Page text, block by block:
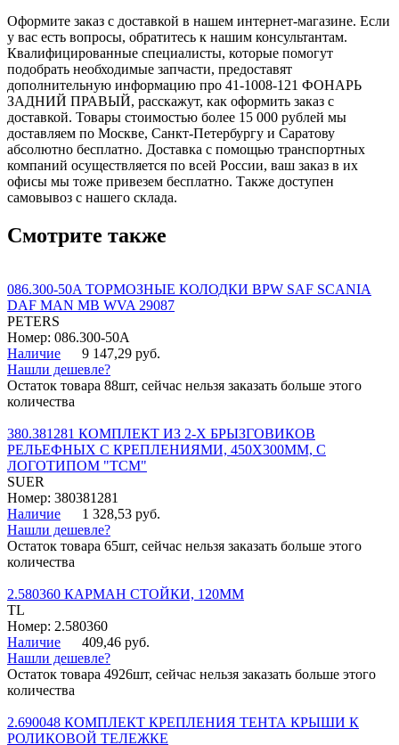
Оформите заказ с доставкой в нашем интернет-магазине. Если
у вас есть вопросы, обратитесь к нашим консультантам.
Квалифицированные специалисты, которые помогут
подобрать необходимые запчасти, предоставят
дополнительную информацию про 41-1008-121 ФОНАРЬ
ЗАДНИЙ ПРАВЫЙ, расскажут, как оформить заказ с
доставкой. Товары стоимостью более 15 000 рублей мы
доставляем по Москве, Санкт-Петербургу и Саратову
абсолютно бесплатно. Доставка с помощью транспортных
компаний осуществляется по всей России, ваш заказ в их
офисы мы тоже привезем бесплатно. Также доступен
самовывоз с нашего склада.
Смотрите также
086.300-50A ТОРМОЗНЫЕ КОЛОДКИ BPW SAF SCANIA
DAF MAN MB WVA 29087
PETERS
Номер: 086.300-50A
Наличие
9 147,29 руб.
Нашли дешевле?
Остаток товара 88шт, сейчас нельзя заказать больше этого
количества
380.381281 КОМПЛЕКТ ИЗ 2-Х БРЫЗГОВИКОВ
РЕЛЬЕФНЫХ С КРЕПЛЕНИЯМИ, 450Х300ММ, С
ЛОГОТИПОМ "ТСМ"
SUER
Номер: 380381281
Наличие
1 328,53 руб.
Нашли дешевле?
Остаток товара 65шт, сейчас нельзя заказать больше этого
количества
2.580360 КАРМАН СТОЙКИ, 120ММ
TL
Номер: 2.580360
Наличие
409,46 руб.
Нашли дешевле?
Остаток товара 4926шт, сейчас нельзя заказать больше этого
количества
2.690048 КОМПЛЕКТ КРЕПЛЕНИЯ ТЕНТА КРЫШИ К
РОЛИКОВОЙ ТЕЛЕЖКЕ